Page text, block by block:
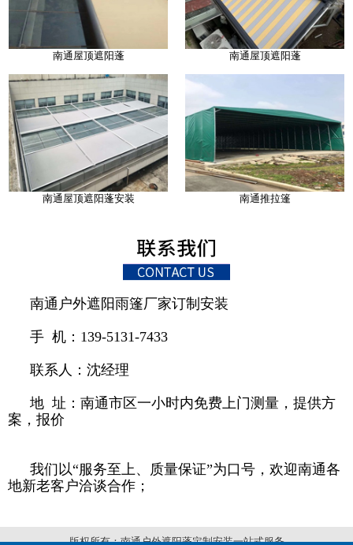
南通屋顶遮阳蓬 南通屋顶遮阳蓬
南通屋顶遮阳蓬安装 南通推拉篷
南通户外遮阳雨篷厂家订制安装
手 机：139-5131-7433
联系人：沈经理
地 址：南通市区一小时内免费上门测量，提供方
案，报价
我们以“服务至上、质量保证”为口号，欢迎南通各
地新老客户洽谈合作；
版权所有：南通户外遮阳蓬定制安装一站式服务